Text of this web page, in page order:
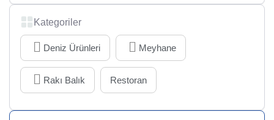
Kategoriler
Deniz Ürünleri Meyhane
Rakı Balık Restoran